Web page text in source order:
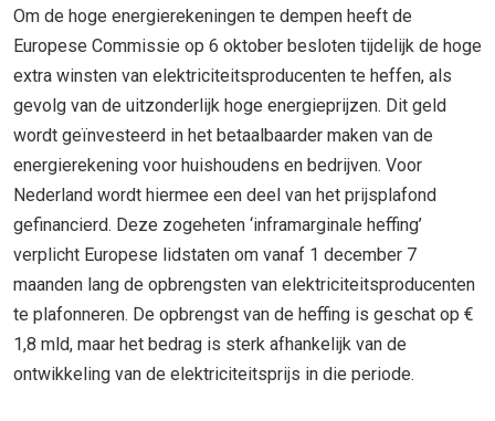
Om de hoge energierekeningen te dempen heeft de
Europese Commissie op 6 oktober besloten tijdelijk de hoge
extra winsten van elektriciteitsproducenten te heffen, als
gevolg van de uitzonderlijk hoge energieprijzen. Dit geld
wordt geïnvesteerd in het betaalbaarder maken van de
energierekening voor huishoudens en bedrijven. Voor
Nederland wordt hiermee een deel van het prijsplafond
gefinancierd. Deze zogeheten ‘inframarginale heffing’
verplicht Europese lidstaten om vanaf 1 december 7
maanden lang de opbrengsten van elektriciteitsproducenten
te plafonneren. De opbrengst van de heffing is geschat op €
1,8 mld, maar het bedrag is sterk afhankelijk van de
ontwikkeling van de elektriciteitsprijs in die periode.